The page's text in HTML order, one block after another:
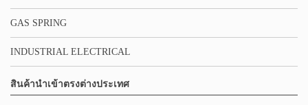
GAS SPRING
INDUSTRIAL ELECTRICAL
สินค้านำเข้าตรงต่างประเทศ